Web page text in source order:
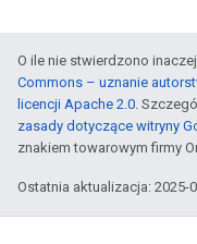
O ile nie stwierdzono
Commons – uznanie
licencji Apache 2.0.
zasady dotyczące witryny
znakiem towarowym firmy
Ostatnia aktualizacja: 2025-